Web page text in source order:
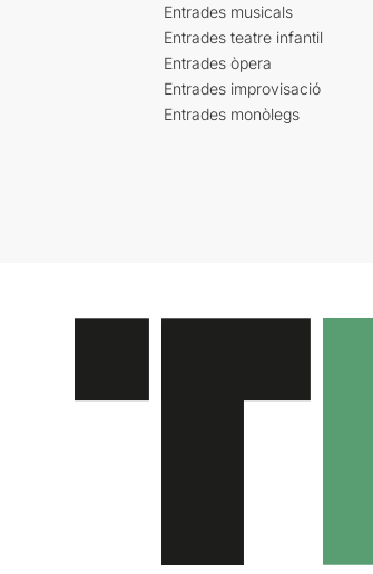
Entrades musicals
Entrades teatre infantil
Entrades òpera
Entrades improvisació
Entrades monòlegs